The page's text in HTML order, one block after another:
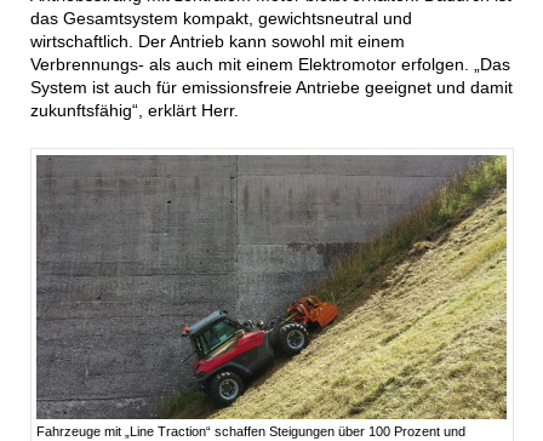
das Gesamtsystem kompakt, gewichtsneutral und
wirtschaftlich. Der Antrieb kann sowohl mit einem
Verbrennungs- als auch mit einem Elektromotor erfolgen. „Das
System ist auch für emissionsfreie Antriebe geeignet und damit
zukunftsfähig“, erklärt Herr.
Fahrzeuge mit „Line Traction“ schaffen Steigungen über 100 Prozent und